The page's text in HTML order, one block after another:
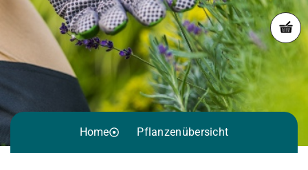
Home Pflanzenübersicht